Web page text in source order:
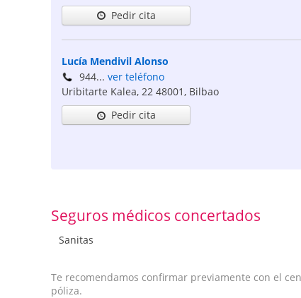
Pedir cita
Lucía Mendivil Alonso
944... ver teléfono
Uribitarte Kalea, 22 48001, Bilbao
Pedir cita
Seguros médicos concertados
Sanitas
Te recomendamos confirmar previamente con el
póliza.